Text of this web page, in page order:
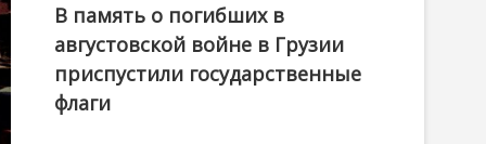
В память о погибших в
августовской войне в Грузии
приспустили государственные
флаги